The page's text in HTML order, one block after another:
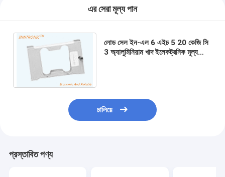
এর সেরা মূল্য পান
লোড সেল ইন-এল 6 এইচ 5 20 কেজি সি
3 অ্যালুমিনিয়াম খাদ ইলেকট্রনিক মূল্য
চালিয়ে
প্রস্তাবিত পণ্য